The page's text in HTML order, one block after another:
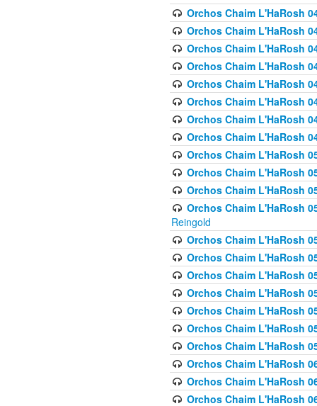
Orchos Chaim L'HaRosh
Orchos Chaim L'HaRosh
Orchos Chaim L'HaRosh
Orchos Chaim L'HaRosh
Orchos Chaim L'HaRosh
Orchos Chaim L'HaRosh
Orchos Chaim L'HaRosh
Orchos Chaim L'HaRosh
Orchos Chaim L'HaRosh
Orchos Chaim L'HaRosh
Orchos Chaim L'HaRosh
Orchos Chaim L'HaRosh
Reingold
Orchos Chaim L'HaRosh
Orchos Chaim L'HaRosh
Orchos Chaim L'HaRosh
Orchos Chaim L'HaRosh
Orchos Chaim L'HaRosh
Orchos Chaim L'HaRosh
Orchos Chaim L'HaRosh
Orchos Chaim L'HaRosh
Orchos Chaim L'HaRosh
Orchos Chaim L'HaRosh